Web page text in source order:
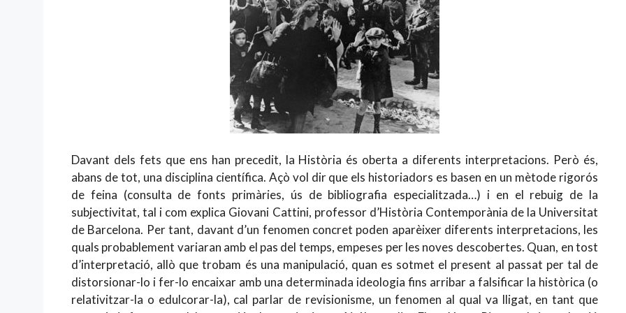
Davant dels fets que ens han precedit, la Història és oberta a diferents interpretacions. Però és,
abans de tot, una disciplina científica. Açò vol dir que els historiadors es basen en un mètode rigorós
de feina (consulta de fonts primàries, ús de bibliografia especialitzada…) i en el rebuig de la
subjectivitat, tal i com explica Giovani Cattini, professor d’Història Contemporània de la Universitat
de Barcelona. Per tant, davant d’un fenomen concret poden aparèixer diferents interpretacions, les
quals probablement variaran amb el pas del temps, empeses per les noves descobertes. Quan, en tost
d’interpretació, allò que trobam és una manipulació, quan es sotmet el present al passat per tal de
distorsionar-lo i fer-lo encaixar amb una determinada ideologia fins arribar a falsificar la històrica (o
relativitzar-la o edulcorar-la), cal parlar de revisionisme, un fenomen al qual va lligat, en tant que